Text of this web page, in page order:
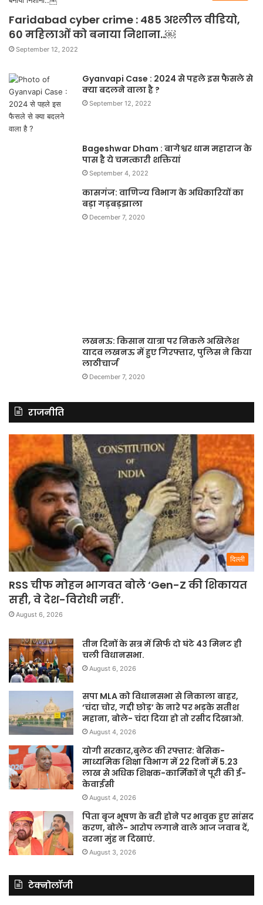
Faridabad cyber crime : 485 अश्लील वीडियो,
60 महिलाओं को बनाया निशाना..￼
September 12, 2022
Gyanvapi Case : 2024 से पहले इस फैसले से
क्या बदलने वाला है ?
September 12, 2022
Bageshwar Dham : बागेश्वर धाम महाराज के
पास है ये चमत्कारी शक्तियां
September 4, 2022
कासगंज: वाणिज्य विभाग के अधिकारियों का
दिल्ली
RSS चीफ मोहन भागवत बोले ‘Gen-Z की शिकायत
सही, वे देश-विरोधी नहीं’.
August 6, 2026
तीन दिनों के सत्र में सिर्फ दो घंटे 43 मिनट ही
सपा MLA को विधानसभा से निकाला बाहर,
‘चंदा चोर, गद्दी छोड़’ के नारे पर भड़के सतीश
August 4, 2026
योगी सरकार,बुलेट की रफ्तार: बेसिक-
माध्यमिक शिक्षा विभाग में 22 दिनों में 5.23
लाख से अधिक शिक्षक-कार्मिकों ने पूरी की ई-
केवाईसी
August 4, 2026
पिता बृज भूषण के बरी होने पर भावुक हुए सांसद
करण, बोले- आरोप लगाने वाले आज जवाब दें,
वरना मुंह न दिखाएं.
August 3, 2026
टेक्नोलॉजी
भारत में क्यों नहीं चली अभी तक बुलेट ट्रेन?
का दो टूक जवाब